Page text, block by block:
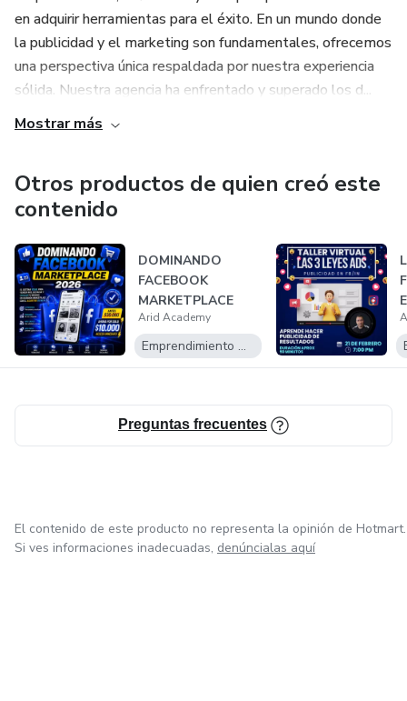
en adquirir herramientas para el éxito. En un mundo donde
la publicidad y el marketing son fundamentales, ofrecemos
una perspectiva única respaldada por nuestra experiencia
sólida. Nuestra agencia ha enfrentado y superado los d...
Mostrar más
Otros productos de quien creó este
contenido
DOMINANDO
FACEBOOK
MARKETPLACE
2026
Arid Academy
Emprendimiento Digital
Preguntas frecuentes
El contenido de este producto no representa la opinión de Hotmart.
Si ves informaciones inadecuadas, denúncialas aquí